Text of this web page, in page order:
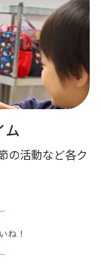
ム
の活動など各ク